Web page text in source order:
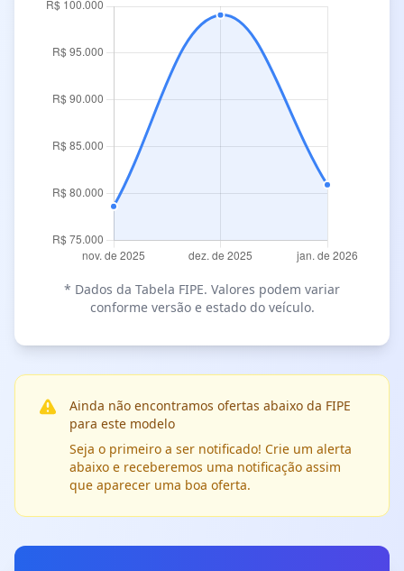
* Dados da Tabela FIPE. Valores podem variar
conforme versão e estado do veículo.
Ainda não encontramos ofertas abaixo da FIPE
para este modelo
Seja o primeiro a ser notificado! Crie um alerta
abaixo e receberemos uma notificação assim
que aparecer uma boa oferta.